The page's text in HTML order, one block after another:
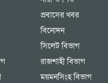
প্রবাসের খবর
বিনোদন
সিলেট বিভাগ
রাজশাহী বিভাগ
ময়মনসিংহ বিভাগ